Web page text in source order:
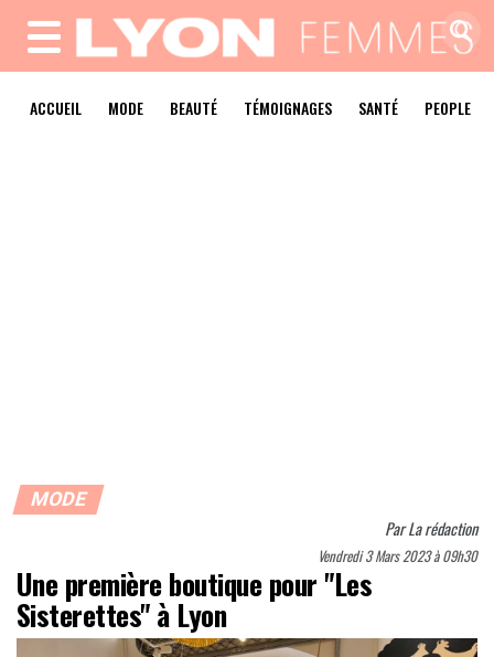
MENU
ACCUEIL MODE BEAUTÉ TÉMOIGNAGES SANTÉ PEOPLE
MODE
ParLa rédaction
Vendredi 3 Mars 2023 à 09h30
Une première boutique pour "Les
Sisterettes" à Lyon